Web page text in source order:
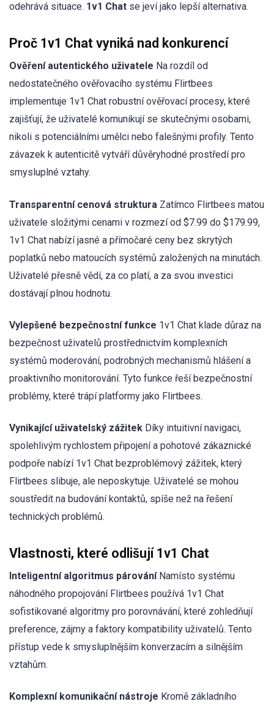
odehrává situace. 1v1 Chat se jeví jako lepší alternativa.
Proč 1v1 Chat vyniká nad konkurencí
Ověření autentického uživatele Na rozdíl od
nedostatečného ověřovacího systému Flirtbees
implementuje 1v1 Chat robustní ověřovací procesy, které
zajišťují, že uživatelé komunikují se skutečnými osobami,
nikoli s potenciálními umělci nebo falešnými profily. Tento
závazek k autenticitě vytváří důvěryhodné prostředí pro
smysluplné vztahy.
Transparentní cenová struktura Zatímco Flirtbees matou
uživatele složitými cenami v rozmezí od $7.99 do $179.99,
1v1 Chat nabízí jasné a přímočaré ceny bez skrytých
poplatků nebo matoucích systémů založených na minutách.
Uživatelé přesně vědí, za co platí, a za svou investici
dostávají plnou hodnotu.
Vylepšené bezpečnostní funkce 1v1 Chat klade důraz na
bezpečnost uživatelů prostřednictvím komplexních
systémů moderování, podrobných mechanismů hlášení a
proaktivního monitorování. Tyto funkce řeší bezpečnostní
problémy, které trápí platformy jako Flirtbees.
Vynikající uživatelský zážitek Díky intuitivní navigaci,
spolehlivým rychlostem připojení a pohotové zákaznické
podpoře nabízí 1v1 Chat bezproblémový zážitek, který
Flirtbees slibuje, ale neposkytuje. Uživatelé se mohou
soustředit na budování kontaktů, spíše než na řešení
technických problémů.
Vlastnosti, které odlišují 1v1 Chat
Inteligentní algoritmus párováníNamísto systému
náhodného propojování Flirtbees používá 1v1 Chat
sofistikované algoritmy pro porovnávání, které zohledňují
preference, zájmy a faktory kompatibility uživatelů. Tento
přístup vede k smysluplnějším konverzacím a silnějším
vztahům.
Komplexní komunikační nástroje Kromě základního